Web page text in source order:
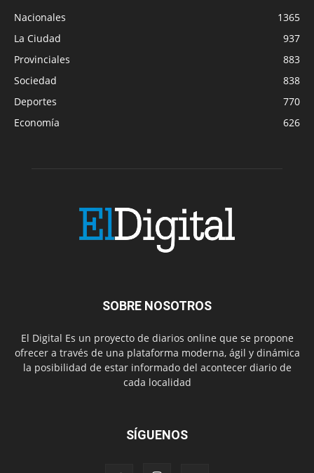
Nacionales
1365
La Ciudad
937
Provinciales
883
Sociedad
838
Deportes
770
Economía
626
SOBRE NOSOTROS
El Digital Es un proyecto de diarios online que se propone
ofrecer a través de una plataforma moderna, ágil y dinámica
la posibilidad de estar informado del acontecer diario de
cada localidad
SÍGUENOS